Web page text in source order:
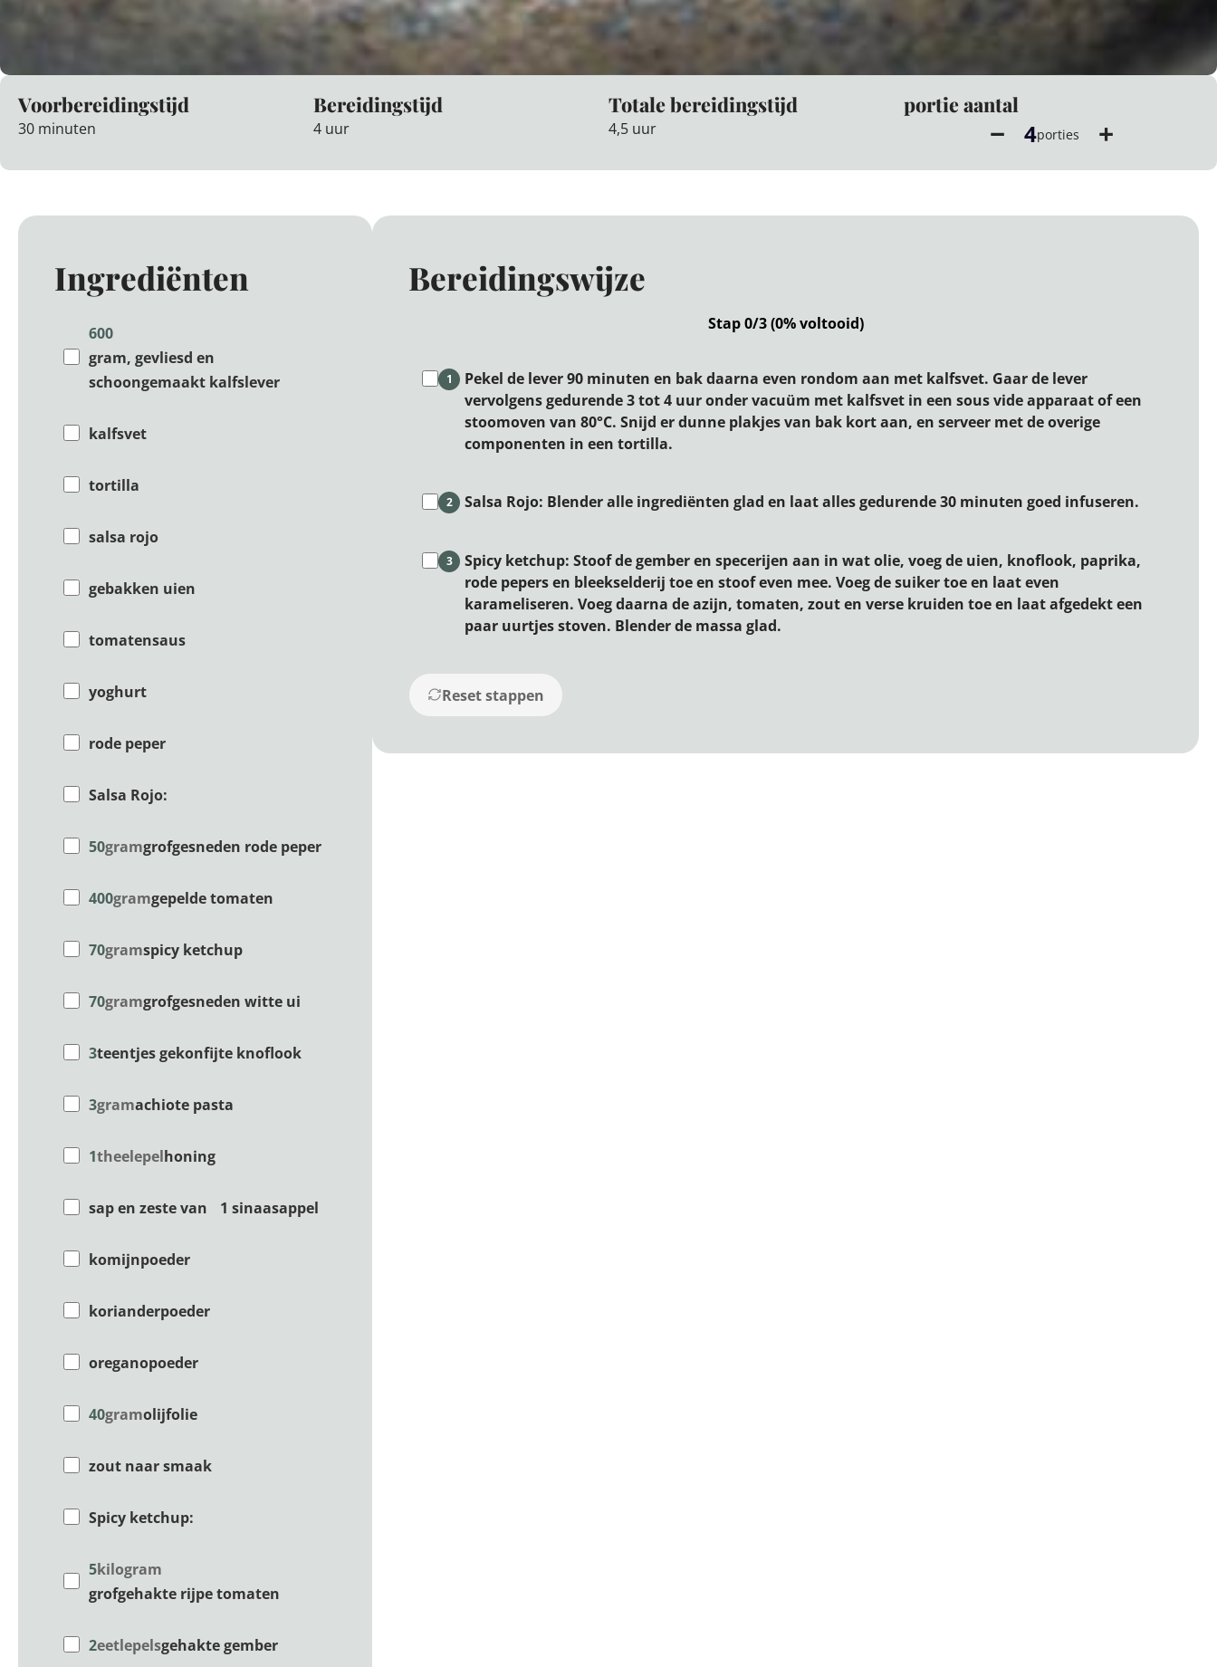
Voorbereidingstijd
30 minuten
Bereidingstijd
4 uur
Totale bereidingstijd
4,5 uur
portie aantal
− 4porties +
Ingrediënten
600
gram, gevliesd en
schoongemaakt kalfslever
kalfsvet
tortilla
salsa rojo
gebakken uien
tomatensaus
yoghurt
rode peper
Salsa Rojo:
50gramgrofgesneden rode peper
400gramgepelde tomaten
70gramspicy ketchup
70gramgrofgesneden witte ui
3teentjes gekonfijte knoflook
3gramachiote pasta
1theelepelhoning
sap en zeste van 1 sinaasappel
komijnpoeder
korianderpoeder
oregano­poeder
40gramolijfolie
zout naar smaak
Spicy ketchup:
5kilogram
grofgehakte rijpe tomaten
2eetlepelsgehakte gember
Bereidingswijze
Stap 0/3 (0% voltooid)
1
Pekel de lever 90 minuten en bak daarna even rondom aan met kalfsvet. Gaar de lever
vervolgens gedurende 3 tot 4 uur onder vacuüm met kalfsvet in een sous vide apparaat of een
stoomoven van 80°C. Snijd er dunne plakjes van bak kort aan, en serveer met de overige
componenten in een tortilla.
2 Salsa Rojo: Blender alle ingrediënten glad en laat alles gedurende 30 minuten goed infuseren.
3
Spicy ketchup: Stoof de gember en specerijen aan in wat olie, voeg de uien, knoflook, paprika,
rode pepers en bleekselderij toe en stoof even mee. Voeg de suiker toe en laat even
karameliseren. Voeg daarna de azijn, tomaten, zout en verse kruiden toe en laat afgedekt een
paar uurtjes stoven. Blender de massa glad.
Reset stappen